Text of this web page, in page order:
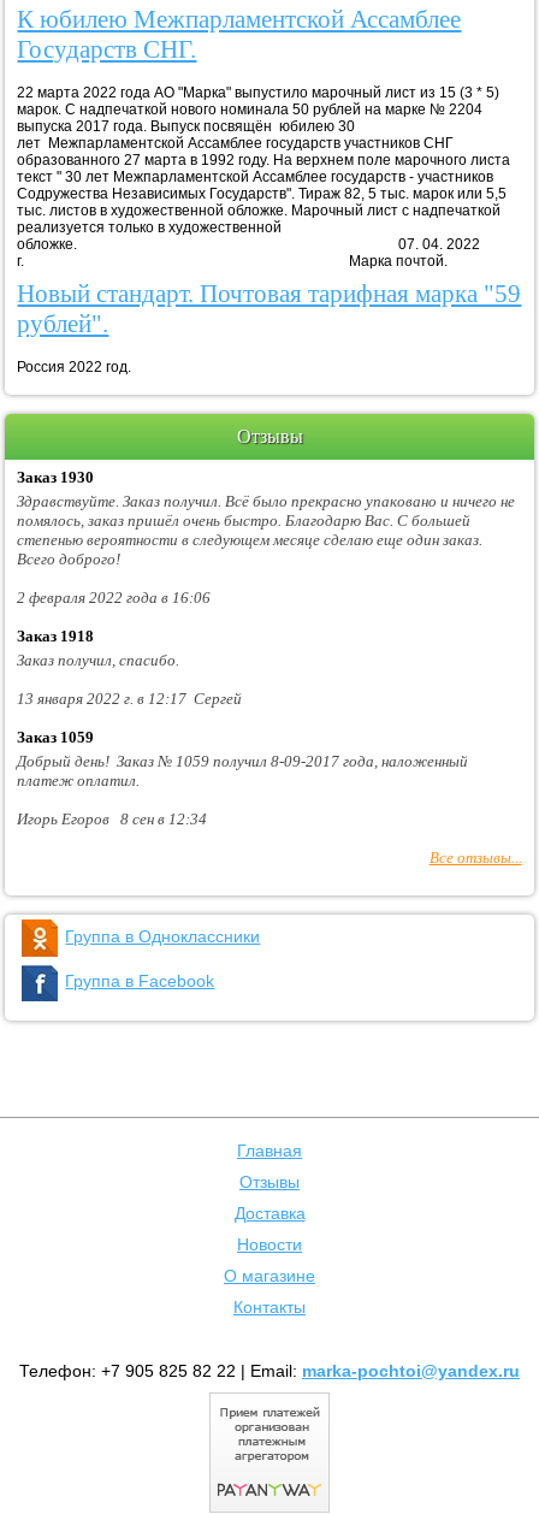
К юбилею Межпарламентской Ассамблее
Государств СНГ.
22 марта 2022 года АО "Марка" выпустило марочный лист из 15 (3 * 5)
марок. С надпечаткой нового номинала 50 рублей на марке № 2204
выпуска 2017 года. Выпуск посвящён юбилею 30
лет Межпарламентской Ассамблее государств участников СНГ
образованного 27 марта в 1992 году. На верхнем поле марочного листа
текст " 30 лет Межпарламентской Ассамблее государств - участников
Содружества Независимых Государств". Тираж 82, 5 тыс. марок или 5,5
тыс. листов в художественной обложке. Марочный лист с надпечаткой
реализуется только в художественной
обложке. 07. 04. 2022
г. Марка почтой.
Новый стандарт. Почтовая тарифная марка "59
рублей".
Россия 2022 год.
Отзывы
Заказ 1930
Здравствуйте. Заказ получил. Всё было прекрасно упаковано и ничего не
помялось, заказ пришёл очень быстро. Благодарю Вас. С большей
степенью вероятности в следующем месяце сделаю еще один заказ.
Всего доброго!
2 февраля 2022 года в 16:06
Заказ 1918
Заказ получил, спасибо.
13 января 2022 г. в 12:17 Сергей
Заказ 1059
Добрый день! Заказ № 1059 получил 8-09-2017 года, наложенный
платеж оплатил.
Игорь Егоров 8 сен в 12:34
Все отзывы...
Группа в Одноклассники
Группа в Facebook
Главная
Отзывы
Доставка
Новости
О магазине
Контакты
Телефон: +7 905 825 82 22 | Email: marka-pochtoi@yandex.ru